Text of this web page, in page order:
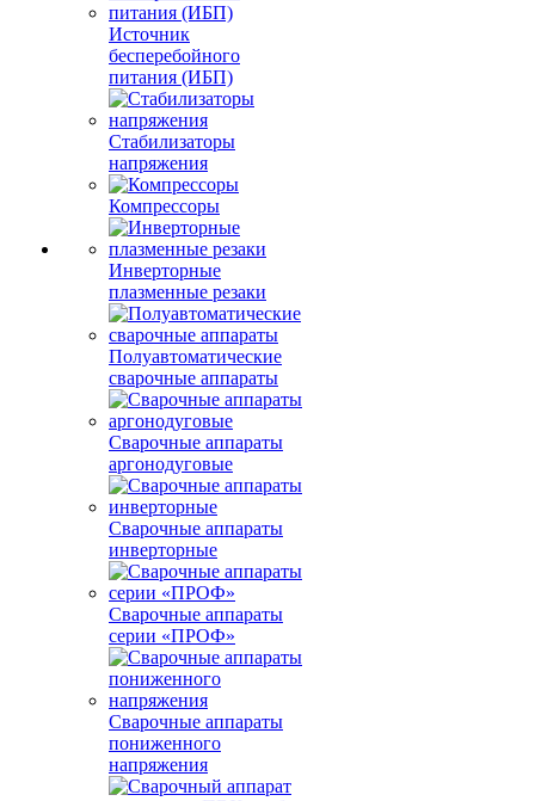
Источник
бесперебойного
питания (ИБП)
Стабилизаторы
напряжения
Компрессоры
Инверторные
плазменные резаки
Полуавтоматические
сварочные аппараты
Сварочные аппараты
аргонодуговые
Сварочные аппараты
инверторные
Сварочные аппараты
серии «ПРОФ»
Сварочные аппараты
пониженного
напряжения